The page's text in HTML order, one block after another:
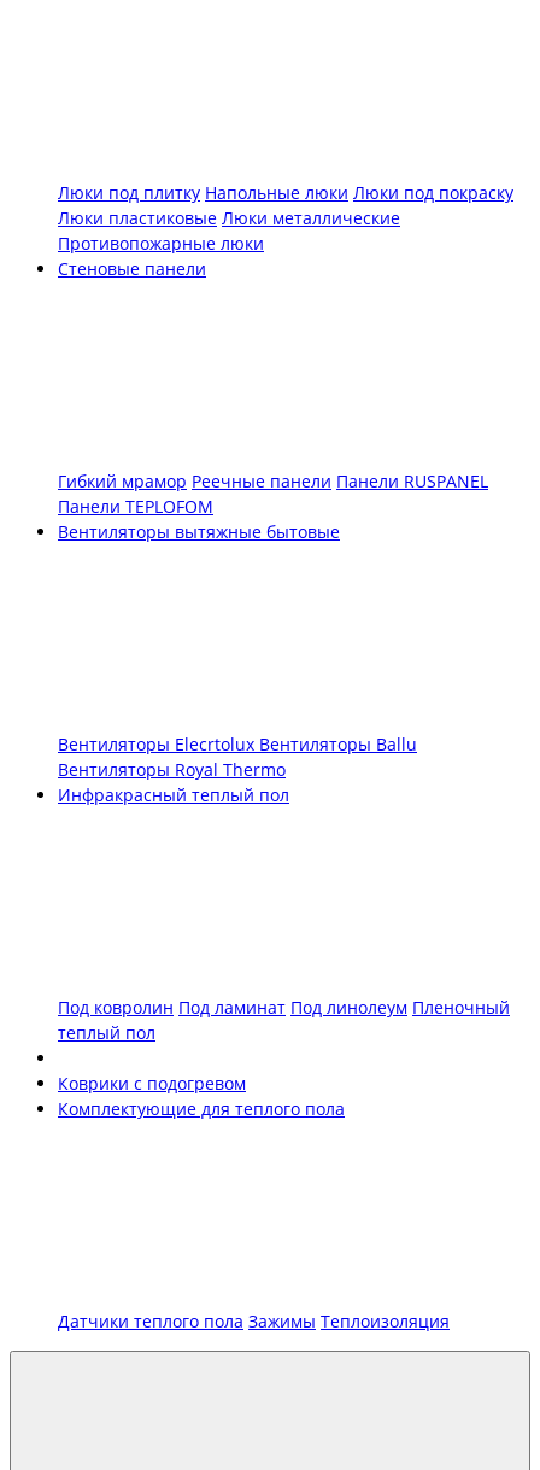
Люки под плитку Напольные люки Люки под покраску
Люки пластиковые Люки металлические
Противопожарные люки
Стеновые панели
Гибкий мрамор Реечные панели Панели RUSPANEL
Панели TEPLOFOM
Вентиляторы вытяжные бытовые
Вентиляторы Elecrtolux Вентиляторы Ballu
Вентиляторы Royal Thermo
Инфракрасный теплый пол
Под ковролин Под ламинат Под линолеум Пленочный
теплый пол
Коврики с подогревом
Комплектующие для теплого пола
Датчики теплого пола Зажимы Теплоизоляция